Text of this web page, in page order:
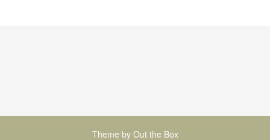
Theme by Out the Box